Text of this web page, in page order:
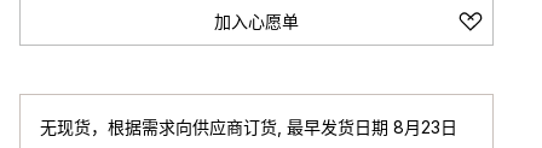
加入心愿单
无现货，根据需求向供应商订货 最早发货日期 8月23日